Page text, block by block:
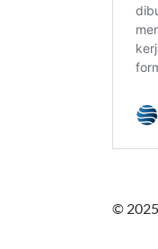
© 2025